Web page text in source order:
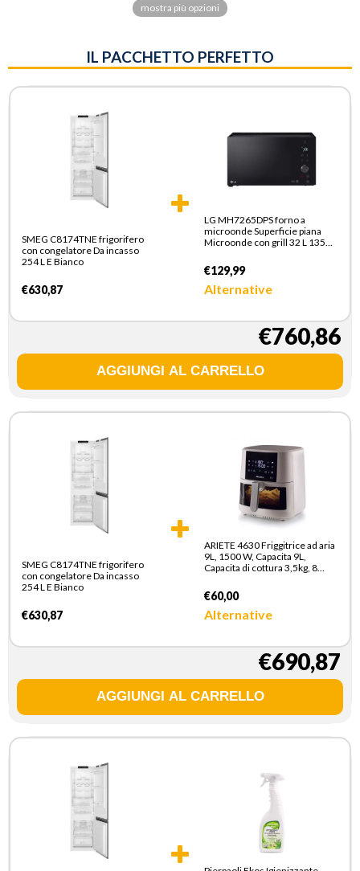
mostra più opzioni
IL PACCHETTO PERFETTO
SMEG C8174TNE frigorifero
con congelatore Da incasso
254 L E Bianco
€630,87
LG MH7265DPS forno a
microonde Superficie piana
Microonde con grill 32 L 1350
€129,99
Alternative
€760,86
SMEG C8174TNE frigorifero
con congelatore Da incasso
254 L E Bianco
€630,87
ARIETE 4630 Friggitrice ad aria
9L, 1500 W, Capacita 9L,
Capacita di cottura 3,5kg, 8
Temperatura fino a 200°,
Cestello trasparente per
controllo cottura, Bianco
€60,00
Alternative
€690,87